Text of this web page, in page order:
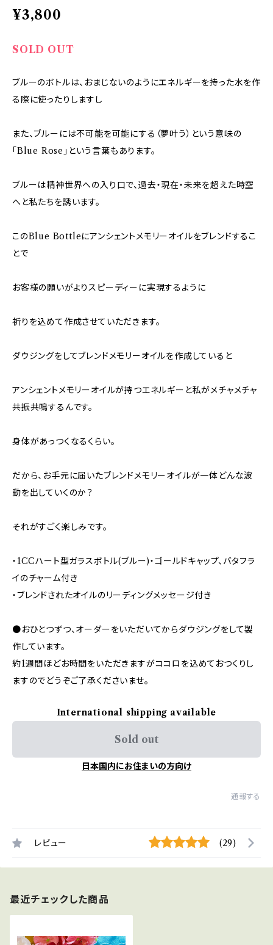
¥3,800
SOLD OUT
ブルーのボトルは、おまじないのようにエネルギーを持った水を作
る際に使ったりしますし
また、ブルーには不可能を可能にする（夢叶う）という意味の
「Blue Rose」という言葉もあります。
ブルーは精神世界への入り口で、過去・現在・未来を超えた時空
へと私たちを誘います。
このBlue Bottleにアンシェントメモリーオイルをブレンドするこ
とで
お客様の願いがよりスピーディーに実現するように
祈りを込めて作成させていただきます。
ダウジングをしてブレンドメモリーオイルを作成していると
アンシェントメモリーオイルが持つエネルギーと私がメチャメチャ
共振共鳴するんです。
身体があっつくなるくらい。
だから、お手元に届いたブレンドメモリーオイルが一体どんな波
動を出していくのか？
それがすごく楽しみです。
・1CCハート型ガラスボトル(ブルー)・ゴールドキャップ、バタフラ
イのチャーム付き
・ブレンドされたオイルのリーディングメッセージ付き
●おひとつずつ、オーダーをいただいてからダウジングをして製
作しています。
約1週間ほどお時間をいただきますがココロを込めておつくりし
ますのでどうぞご了承くださいませ。
International shipping available
Sold out
日本国内にお住まいの方向け
通報する
レビュー (29)
最近チェックした商品